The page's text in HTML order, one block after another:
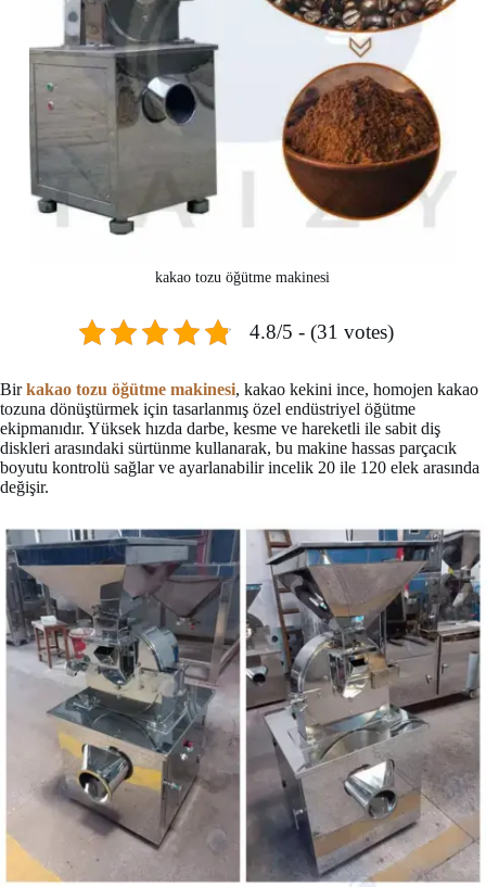
kakao tozu öğütme makinesi
4.8/5 - (31 votes)
Birkakao tozu öğütme makinesi, kakao kekini ince, homojen kakao
tozuna dönüştürmek için tasarlanmış özel endüstriyel öğütme
ekipmanıdır. Yüksek hızda darbe, kesme ve hareketli ile sabit diş
diskleri arasındaki sürtünme kullanarak, bu makine hassas parçacık
boyutu kontrolü sağlar ve ayarlanabilir incelik 20 ile 120 elek arasında
değişir.